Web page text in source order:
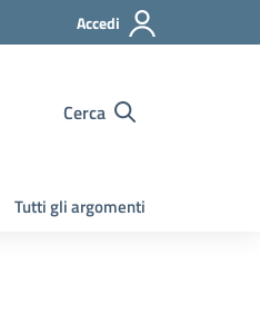
Accedi
Cerca
Tutti gli argomenti